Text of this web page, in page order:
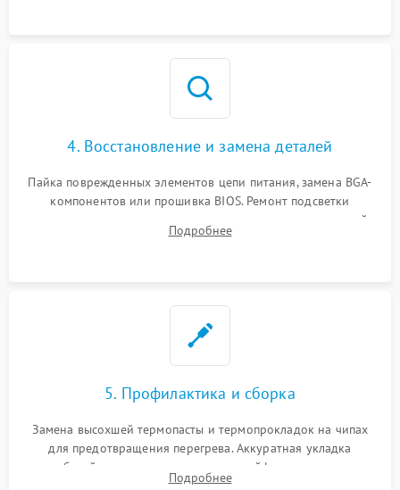
4. Восстановление и замена деталей
Пайка поврежденных элементов цепи питания, замена BGA-
компонентов или прошивка BIOS. Ремонт подсветки
матрицы, замена неисправного накопителя на скоростной
SSD или установка новых модулей памяти.
Подробнее
5. Профилактика и сборка
Замена высохшей термопасты и термопрокладок на чипах
для предотвращения перегрева. Аккуратная укладка
кабелей, подключение хрупких шлейфов матрицы и
надежная фиксация всех элементов внутри корпуса
Подробнее